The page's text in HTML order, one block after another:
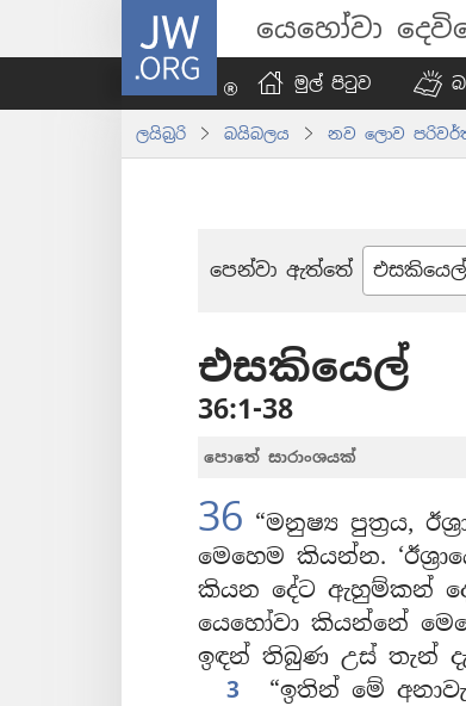
JW.ORG යෙහෝවා
මුල් පිටුව
ලයිබ්‍රරි බයිබලය නව ලොව
පෙන්වා ඇත්තේ
බයිබලයේ
එසකියෙල්
36:1-38
පොතේ සාරාංශයක්
36 “මනුෂ්‍ය පුත්‍රය,
මෙහෙම කියන්න.
කියන දේට ඇහුම්කන්
යෙහෝවා කියන්නේ
ඉඳන් තිබුණ උස් තැන්
3
“ඉතින් මේ